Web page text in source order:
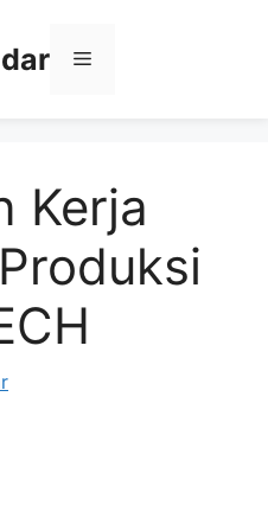
Menu
Kerja